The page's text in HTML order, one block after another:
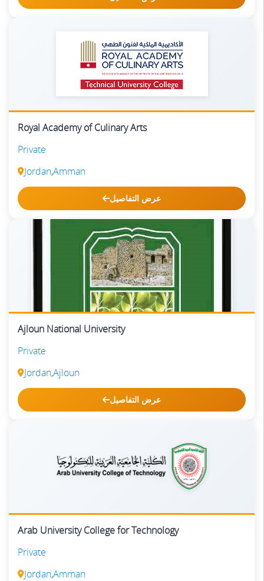
Royal Academy of Culinary Arts
Private
Jordan,Amman
عرض التفاصيل
Ajloun National University
Private
Jordan,Ajloun
عرض التفاصيل
Arab University College for Technology
Private
Jordan,Amman